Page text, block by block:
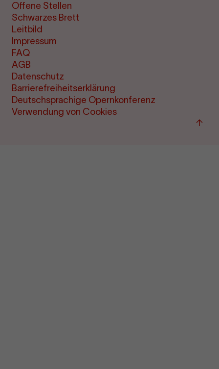
Offene Stellen
Schwarzes Brett
Leitbild
Impressum
FAQ
AGB
Datenschutz
Barrierefreiheitserklärung
Deutschsprachige Opernkonferenz
Verwendung von Cookies
Zum